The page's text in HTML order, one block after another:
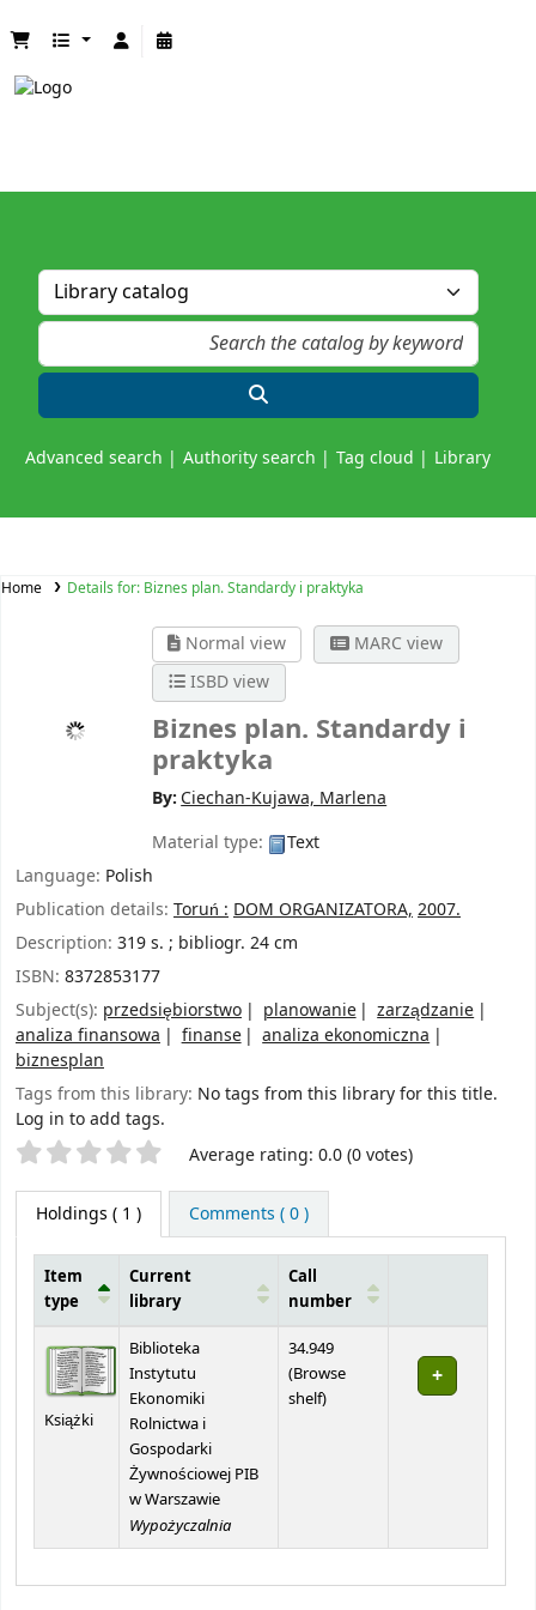
Advanced search Authority search Tag cloud Library
Home Details for: Biznes plan. Standardy i praktyka
Normal view
MARC view
ISBD view
Biznes plan. Standardy i
praktyka
By: Ciechan-Kujawa, Marlena
Material type:
Text
Language: Polish
Publication details: Toruń :DOM ORGANIZATORA,2007.
Description: 319 s. ; bibliogr. 24 cm
ISBN: 8372853177
Subject(s): przedsiębiorstwo planowanie
zarządzanie
analiza finansowa
finanse
analiza ekonomiczna
biznesplan
Tags from this library: No tags from this library for this title.
Log in to add tags.
Star ratings Average rating: 0.0 (0 votes)
Holdings ( 1 ) Comments ( 0 )
Item
type
Current
library
Call
number
Książki
Biblioteka
Instytutu
Ekonomiki
Rolnictwa i
Gospodarki
Żywnościowej PIB
w Warszawie
Wypożyczalnia
34.949
(Browse
shelf(Opens below)
)